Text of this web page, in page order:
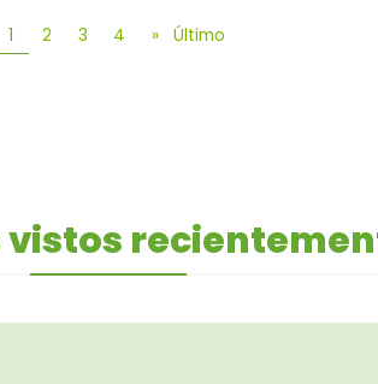
1 2 3 4 » Último
vistos